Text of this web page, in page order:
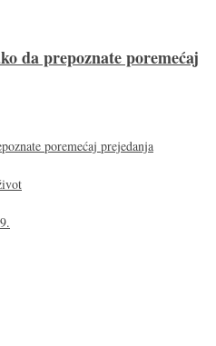
da prepoznate poremećaj
poremećaj prejedanja